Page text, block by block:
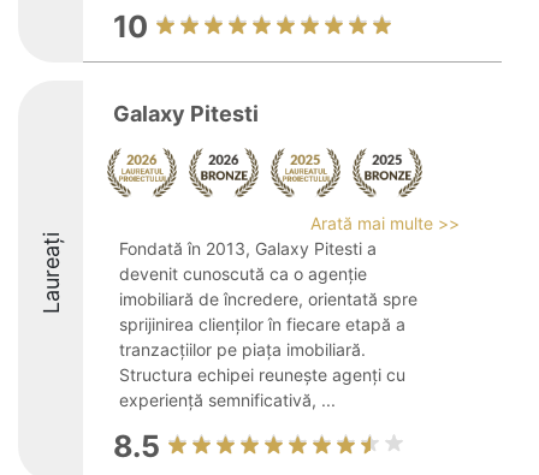
10
Laureați
Galaxy Pitesti
Arată mai multe >>
Fondată în 2013, Galaxy Pitesti a
devenit cunoscută ca o agenție
imobiliară de încredere, orientată spre
sprijinirea clienților în fiecare etapă a
tranzacțiilor pe piața imobiliară.
Structura echipei reunește agenți cu
experiență semnificativă, ...
8.5